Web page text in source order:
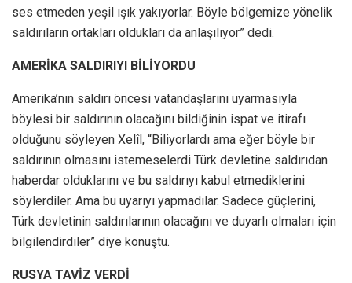
ses etmeden yeşil ışık yakıyorlar. Böyle bölgemize yönelik
saldırıların ortakları oldukları da anlaşılıyor” dedi.
AMERİKA SALDIRIYI BİLİYORDU
Amerika’nın saldırı öncesi vatandaşlarını uyarmasıyla
böylesi bir saldırının olacağını bildiğinin ispat ve itirafı
olduğunu söyleyen Xelîl, “Biliyorlardı ama eğer böyle bir
saldırının olmasını istemeselerdi Türk devletine saldırıdan
haberdar olduklarını ve bu saldırıyı kabul etmediklerini
söylerdiler. Ama bu uyarıyı yapmadılar. Sadece güçlerini,
Türk devletinin saldırılarının olacağını ve duyarlı olmaları için
bilgilendirdiler” diye konuştu.
RUSYA TAVİZ VERDİ